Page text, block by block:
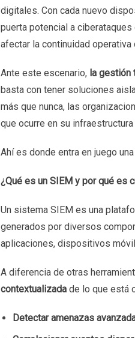
digitales. Con cada nuevo
puerta potencial a
afectar la continuidad operativa
Ante este escenario, la gestión
basta con tener soluciones
más que nunca, las
que ocurre en su
Ahí es donde entra en juego
¿Qué es un SIEM y por qué es
Un sistema SIEM es una
generados por diversos
aplicaciones, dispositivos
A diferencia de otras
contextualizada de lo que está
Detectar amenazas